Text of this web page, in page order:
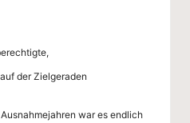
der Zielgeraden
war es endlich